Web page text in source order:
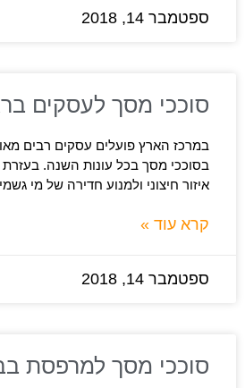
ספטמבר 14, 2018
סוככי מסך לעסקים
במרכז הארץ פועלים עסקים רבים
בסוככי מסך בכל עונות השנה. בעזרת
איזור חיצוני ולמנוע חדירה של מי
קרא עוד »
ספטמבר 14, 2018
סוככי מסך למרפסת